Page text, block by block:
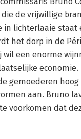
de vrijwillige
in lichterlaaie
het dorp in de
een enorme
gemoederen
aan. Bruno
voorkomen dat